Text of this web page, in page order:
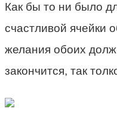
Как бы то ни было
счастливой ячейки
желания обоих
закончится, так